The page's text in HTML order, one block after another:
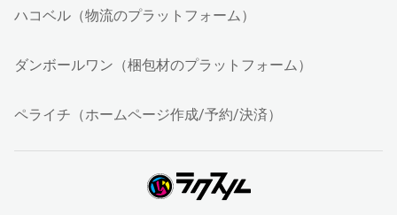
ハコベル（物流のプラットフォーム）
ダンボールワン（梱包材のプラットフォーム）
ペライチ（ホームページ作成/予約/決済）